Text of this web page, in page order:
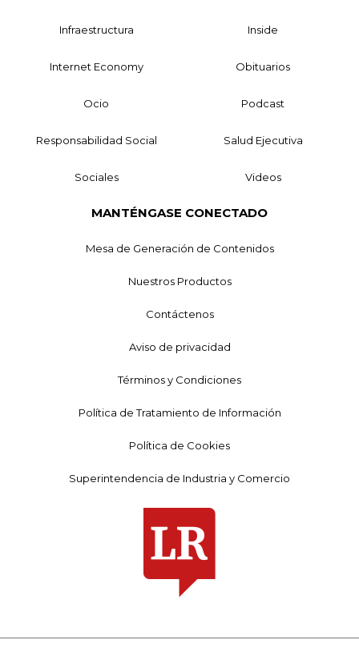
Infraestructura Inside
Internet Economy Obituarios
Ocio Podcast
Responsabilidad Social Salud Ejecutiva
Sociales Videos
MANTÉNGASE CONECTADO
Mesa de Generación de Contenidos
Nuestros Productos
Contáctenos
Aviso de privacidad
Términos y Condiciones
Política de Tratamiento de Información
Política de Cookies
Superintendencia de Industria y Comercio